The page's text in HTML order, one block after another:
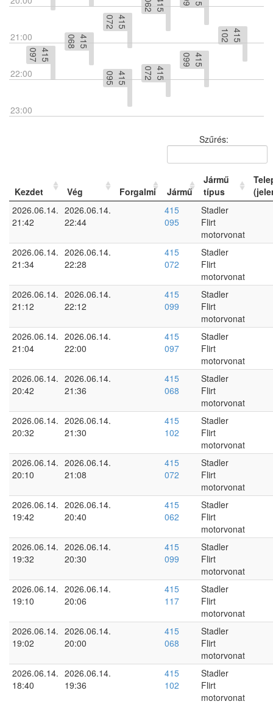
21:00
22:00
23:00
4
1
5
0
9
7
4
1
5
0
6
8
4
1
5
0
7
2
4
1
5
0
9
5
4
1
5
0
6
2
4
1
5
0
7
2
4
1
5
0
9
9
4
1
5
1
0
2
Szűrés:
Kezdet Vég Forgalmi Jármű
Jármű
típus
2026.06.14.
21:42
2026.06.14.
22:44
415
095
Stadler
Flirt
motorvonat
2026.06.14.
21:34
2026.06.14.
22:28
415
072
Stadler
Flirt
motorvonat
2026.06.14.
21:12
2026.06.14.
22:12
415
099
Stadler
Flirt
motorvonat
2026.06.14.
21:04
2026.06.14.
22:00
415
097
Stadler
Flirt
motorvonat
2026.06.14.
20:42
2026.06.14.
21:36
415
068
Stadler
Flirt
motorvonat
2026.06.14.
20:32
2026.06.14.
21:30
415
102
Stadler
Flirt
motorvonat
2026.06.14.
20:10
2026.06.14.
21:08
415
072
Stadler
Flirt
motorvonat
2026.06.14.
19:42
2026.06.14.
20:40
415
062
Stadler
Flirt
motorvonat
2026.06.14.
19:32
2026.06.14.
20:30
415
099
Stadler
Flirt
motorvonat
2026.06.14.
19:10
2026.06.14.
20:06
415
117
Stadler
Flirt
motorvonat
2026.06.14.
19:02
2026.06.14.
20:00
415
068
Stadler
Flirt
motorvonat
2026.06.14.
18:40
2026.06.14.
19:36
415
102
Stadler
Flirt
motorvonat